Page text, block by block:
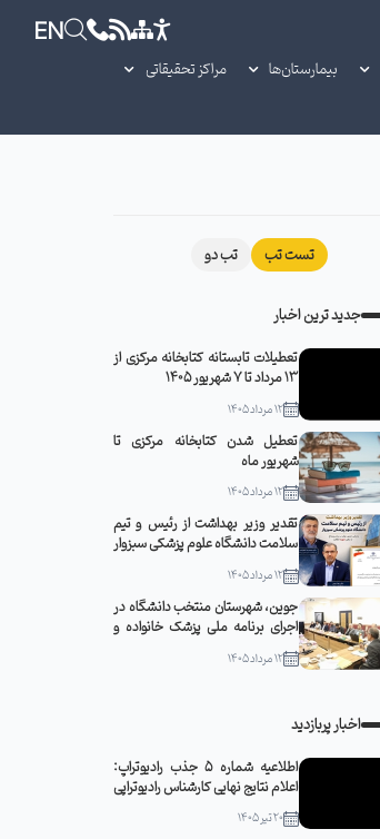
EN
بیمارستان‌ها مراکز تحقیقاتی
تست تب تب دو
جدید ترین اخبار
تعطیلات تابستانه کتابخانه مرکزی از
13 مرداد تا 7 شهریور 1405
12 مرداد 1405
تعطیل شدن کتابخانه مرکزی تا
شهریور ماه
12 مرداد 1405
تقدیر وزیر بهداشت از رئیس و تیم
سلامت دانشگاه علوم پزشکی سبزوار
12 مرداد 1405
جوین، شهرستان منتخب دانشگاه در
اجرای برنامه ملی پزشک خانواده و
نظام ارجاع
12 مرداد 1405
اخبار پربازدید
اطلاعیه شماره 5 جذب رادیوتراپ:
اعلام نتایج نهایی کارشناس رادیوتراپی
20 تیر 1405